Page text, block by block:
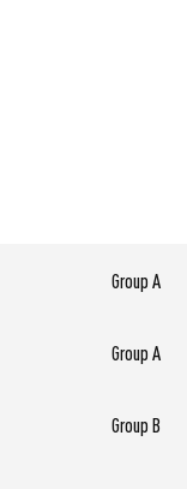
Group A
Group A
Group B